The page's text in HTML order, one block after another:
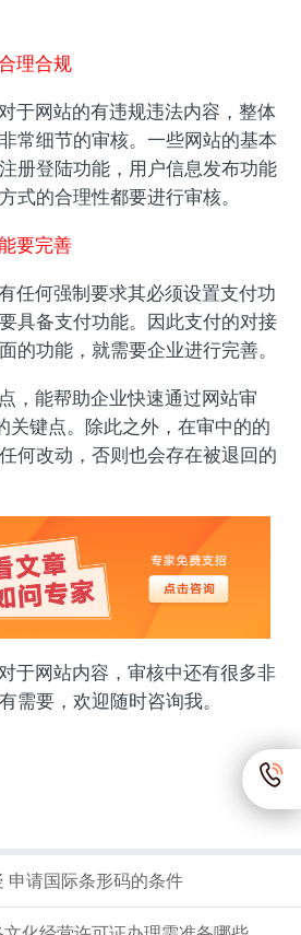
理合规
网站的有违规违法内容，整体
常细节的审核。一些网站的基本
册登陆功能，用户信息发布功能
式的合理性都要进行审核。
要完善
何强制要求其必须设置支付功
具备支付功能。因此支付的对接
的功能，就需要企业进行完善。
能帮助企业快速通过网站审
关键点。除此之外，在审中的的
何改动，否则也会存在被退回的
网站内容，审核中还有很多非
需要，欢迎随时咨询我。
申请国际条形码的条件